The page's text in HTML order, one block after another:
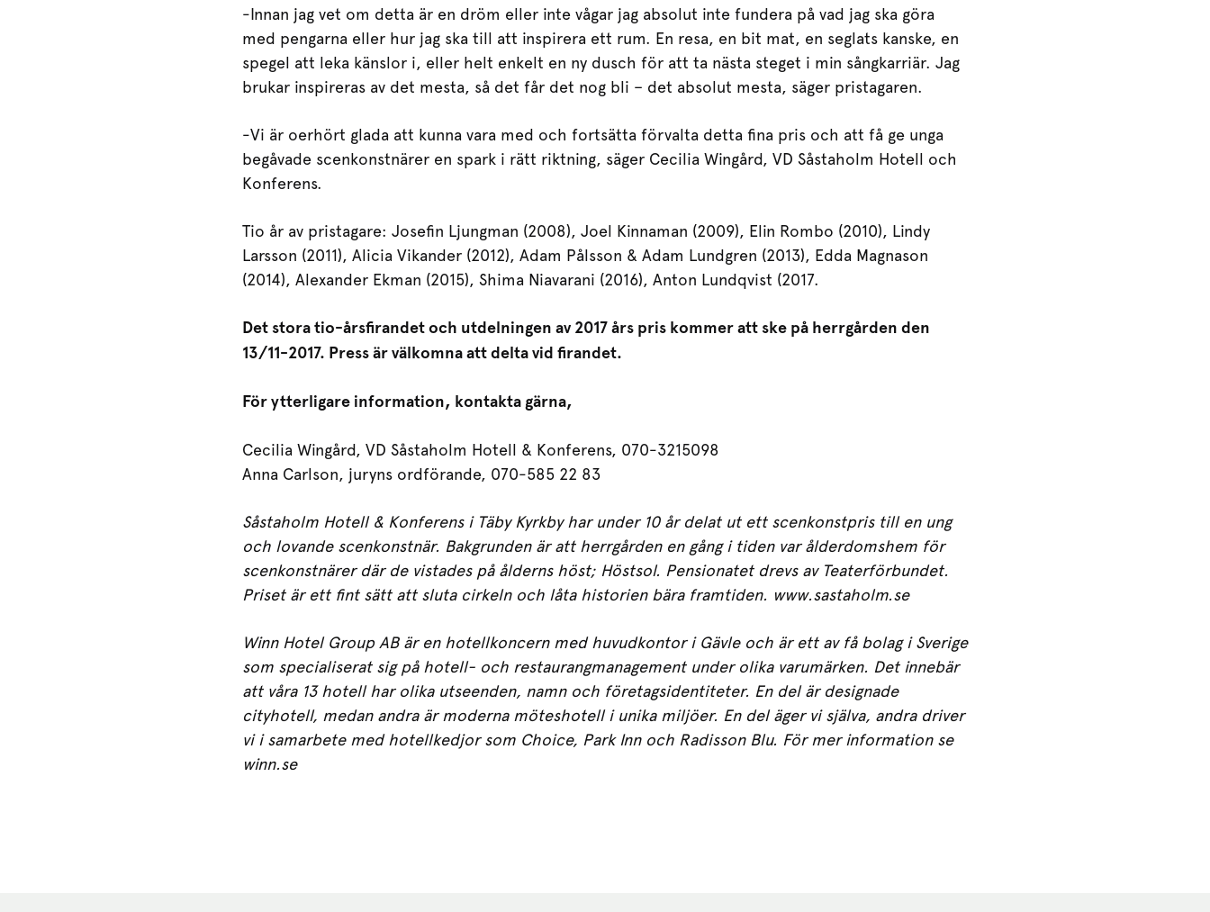
-Innan jag vet om detta är en dröm eller inte vågar jag absolut inte fundera på vad jag ska göra
med pengarna eller hur jag ska till att inspirera ett rum. En resa, en bit mat, en seglats kanske, en
spegel att leka känslor i, eller helt enkelt en ny dusch för att ta nästa steget i min sångkarriär. Jag
brukar inspireras av det mesta, så det får det nog bli – det absolut mesta, säger pristagaren.
-Vi är oerhört glada att kunna vara med och fortsätta förvalta detta fina pris och att få ge unga
begåvade scenkonstnärer en spark i rätt riktning, säger Cecilia Wingård, VD Såstaholm Hotell och
Konferens.
Tio år av pristagare: Josefin Ljungman (2008), Joel Kinnaman (2009), Elin Rombo (2010), Lindy
Larsson (2011), Alicia Vikander (2012), Adam Pålsson & Adam Lundgren (2013), Edda Magnason
(2014), Alexander Ekman (2015), Shima Niavarani (2016), Anton Lundqvist (2017.
Det stora tio-årsfirandet och utdelningen av 2017 års pris kommer att ske på herrgården den
13/11-2017. Press är välkomna att delta vid firandet.
För ytterligare information, kontakta gärna,
Cecilia Wingård, VD Såstaholm Hotell & Konferens, 070-3215098
Anna Carlson, juryns ordförande, 070-585 22 83
Såstaholm Hotell & Konferens i Täby Kyrkby har under 10 år delat ut ett scenkonstpris till en ung
och lovande scenkonstnär. Bakgrunden är att herrgården en gång i tiden var ålderdomshem för
scenkonstnärer där de vistades på ålderns höst; Höstsol. Pensionatet drevs av Teaterförbundet.
Priset är ett fint sätt att sluta cirkeln och låta historien bära framtiden. www.sastaholm.se
Winn Hotel Group AB är en hotellkoncern med huvudkontor i Gävle och är ett av få bolag i Sverige
som specialiserat sig på hotell- och restaurangmanagement under olika varumärken. Det innebär
att våra 13 hotell har olika utseenden, namn och företagsidentiteter. En del är designade
cityhotell, medan andra är moderna möteshotell i unika miljöer. En del äger vi själva, andra driver
vi i samarbete med hotellkedjor som Choice, Park Inn och Radisson Blu. För mer information se
winn.se